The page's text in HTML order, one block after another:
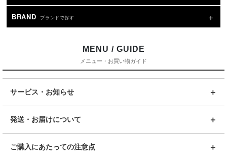
BRAND ブランドで探す
MENU / GUIDE
メニュー・お買い物ガイド
サービス・お知らせ
発送・お届けについて
ご購入にあたっての注意点